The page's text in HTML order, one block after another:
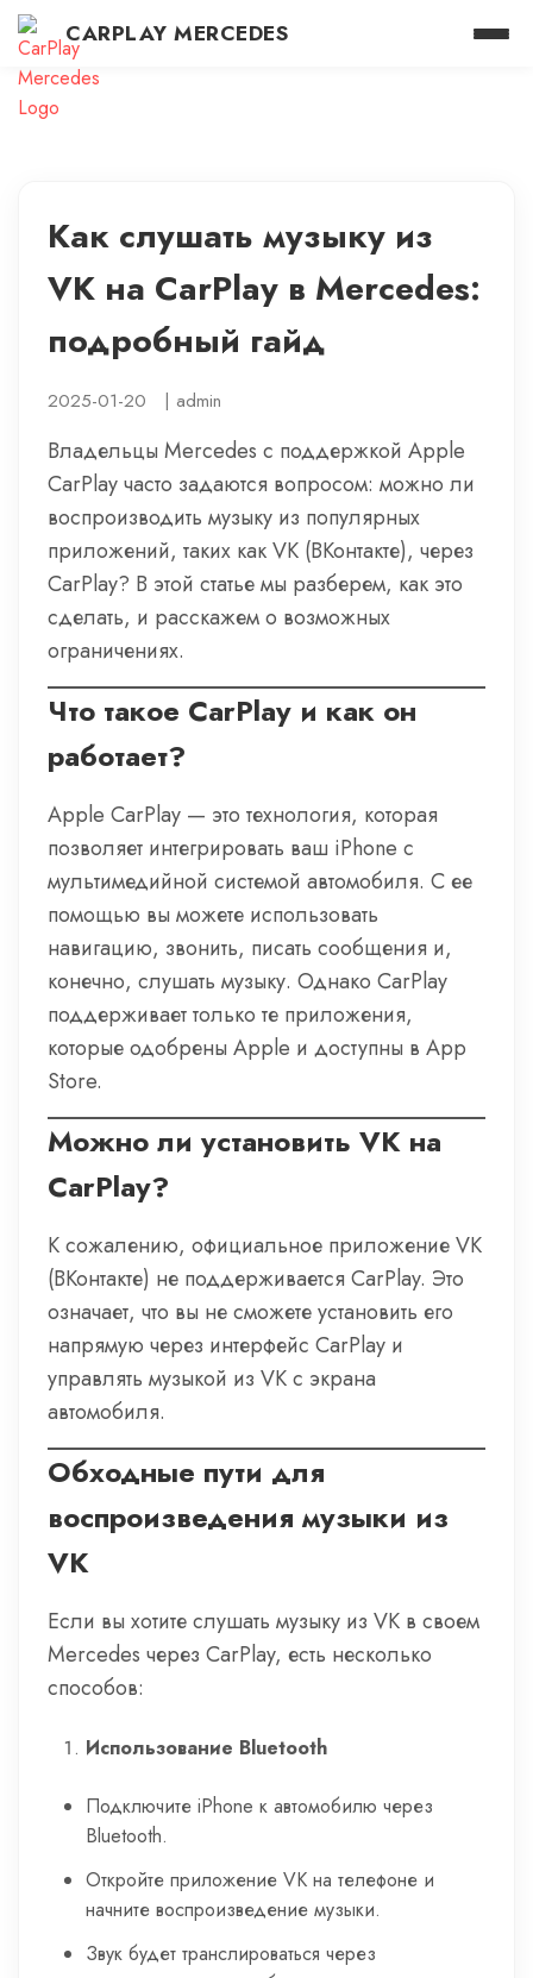
CARPLAY MERCEDES
Как слушать музыку из
VK на CarPlay в Mercedes:
подробный гайд
2025-01-20 | admin
Владельцы Mercedes с поддержкой Apple
CarPlay часто задаются вопросом: можно ли
воспроизводить музыку из популярных
приложений, таких как VK (ВКонтакте), через
CarPlay? В этой статье мы разберем, как это
сделать, и расскажем о возможных
ограничениях.
Что такое CarPlay и как он
работает?
Apple CarPlay — это технология, которая
позволяет интегрировать ваш iPhone с
мультимедийной системой автомобиля. С ее
помощью вы можете использовать
навигацию, звонить, писать сообщения и,
конечно, слушать музыку. Однако CarPlay
поддерживает только те приложения,
которые одобрены Apple и доступны в App
Store.
Можно ли установить VK на
CarPlay?
К сожалению, официальное приложение VK
(ВКонтакте) не поддерживается CarPlay. Это
означает, что вы не сможете установить его
напрямую через интерфейс CarPlay и
управлять музыкой из VK с экрана
автомобиля.
Обходные пути для
воспроизведения музыки из
VK
Если вы хотите слушать музыку из VK в своем
Mercedes через CarPlay, есть несколько
способов:
Использование Bluetooth
Подключите iPhone к автомобилю через
Bluetooth.
Откройте приложение VK на телефоне и
начните воспроизведение музыки.
Звук будет транслироваться через